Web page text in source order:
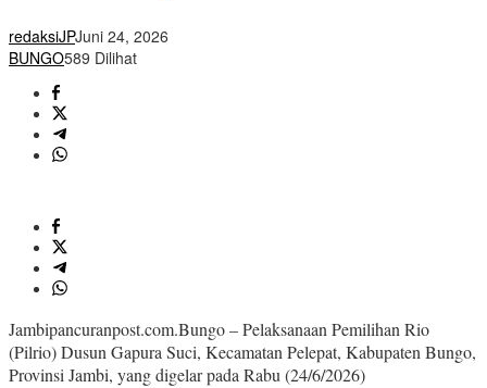
redaksiJPJuni 24, 2026
BUNGO589 Dilihat
Jambipancuranpost.com.Bungo – Pelaksanaan Pemilihan Rio
(Pilrio) Dusun Gapura Suci, Kecamatan Pelepat, Kabupaten Bungo,
Provinsi Jambi, yang digelar pada Rabu (24/6/2026)